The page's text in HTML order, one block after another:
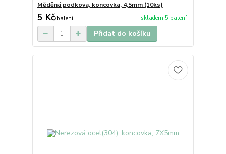
Měděná podkova, koncovka, 4,5mm (10ks)
5 Kč/balení skladem 5 balení
Přidat do košíku